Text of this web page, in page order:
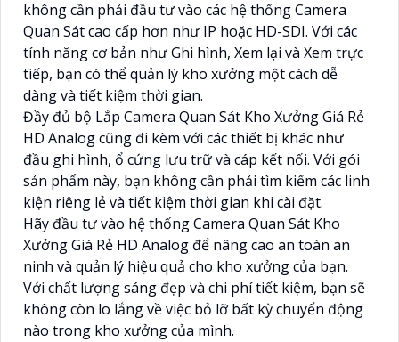
không cần phải đầu tư vào các hệ thống Camera
Quan Sát cao cấp hơn như IP hoặc HD-SDI. Với các
tính năng cơ bản như Ghi hình, Xem lại và Xem trực
tiếp, bạn có thể quản lý kho xưởng một cách dễ
dàng và tiết kiệm thời gian.
Đầy đủ bộ Lắp Camera Quan Sát Kho Xưởng Giá Rẻ
HD Analog cũng đi kèm với các thiết bị khác như
đầu ghi hình, ổ cứng lưu trữ và cáp kết nối. Với gói
sản phẩm này, bạn không cần phải tìm kiếm các linh
kiện riêng lẻ và tiết kiệm thời gian khi cài đặt.
Hãy đầu tư vào hệ thống Camera Quan Sát Kho
Xưởng Giá Rẻ HD Analog để nâng cao an toàn an
ninh và quản lý hiệu quả cho kho xưởng của bạn.
Với chất lượng sáng đẹp và chi phí tiết kiệm, bạn sẽ
không còn lo lắng về việc bỏ lỡ bất kỳ chuyển động
nào trong kho xưởng của mình.